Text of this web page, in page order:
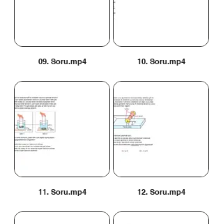
09. Soru.mp4 10. Soru.mp4
11. Soru.mp4 12. Soru.mp4